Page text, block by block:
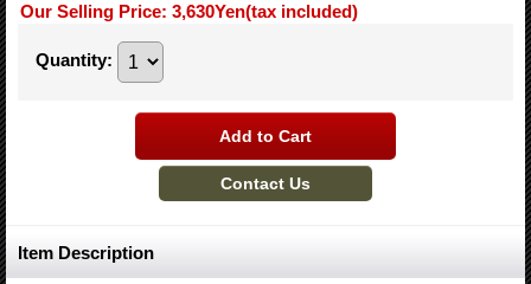
Our Selling Price: 3,630Yen(tax included)
Quantity:
Item Description